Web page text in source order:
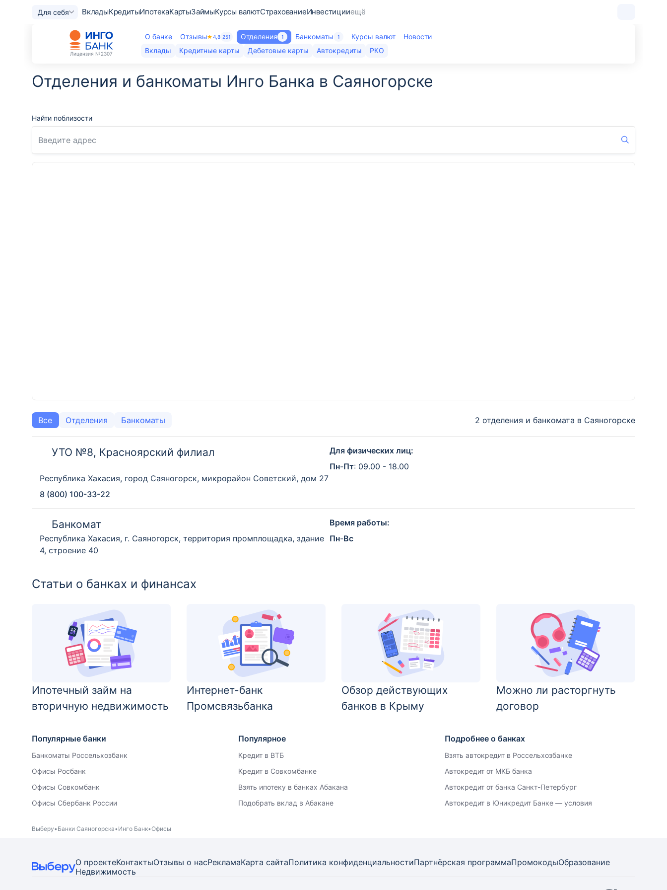
Для себя ВкладыКредитыИпотекаКартыЗаймыКурсы валютСтрахованиеИнвестицииещё
Лицензия №2307
О банке Отзывы 4,8 251 Отделения 1 Банкоматы 1 Курсы валют
Новости
Вклады
Кредитные карты Дебетовые карты Автокредиты РКО
Отделения и банкоматы Инго Банка в Саяногорске
Найти поблизости
Все Отделения Банкоматы 2 отделения и банкомата в Саяногорске
УТО №8, Красноярский филиал
Республика Хакасия, город Саяногорск, микрорайон Советский, дом 27
8 (800) 100-33-22
Для физических лиц:
Пн-Пт: 09.00 - 18.00
Банкомат
Республика Хакасия, г. Саяногорск, территория промплощадка, здание
4, строение 40
Время работы:
Пн-Вс
Статьи о банках и финансах
Ипотечный займ на
вторичную недвижимость
Интернет-банк
Промсвязьбанка
Обзор действующих
банков в Крыму
Можно ли расторгнуть
договор
Популярные банки
Банкоматы Россельхозбанк
Офисы Росбанк
Офисы Совкомбанк
Офисы Сбербанк России
Популярное
Кредит в ВТБ
Кредит в Совкомбанке
Взять ипотеку в банках Абакана
Подобрать вклад в Абакане
Подробнее о банках
Взять автокредит в Россельхозбанке
Автокредит от МКБ банка
Автокредит от банка Санкт-Петербург
Автокредит в Юникредит Банке — условия
Выберу Банки Саяногорска Инго Банк Офисы
О проектеКонтактыОтзывы о насРекламаКарта сайтаПолитика конфиденциальностиПартнёрская программаПромокодыОбразование
Недвижимость